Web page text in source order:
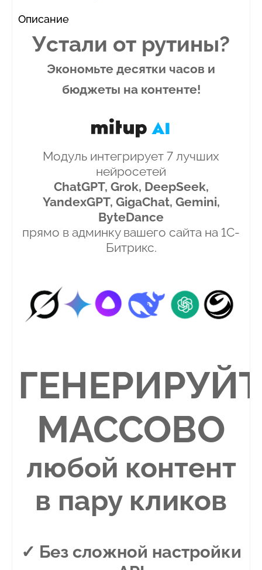
Описание
Устали от рутины?
Экономьте десятки часов и
бюджеты на контенте!
Модуль интегрирует 7 лучших
нейросетей
ChatGPT, Grok, DeepSeek,
YandexGPT, GigaChat, Gemini,
ByteDance
прямо в админку вашего сайта на 1С-
Битрикс.
МАССОВО
любой контент
в пару кликов
✓ Без сложной настройки